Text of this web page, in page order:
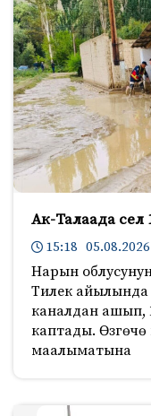
Ак-Талаада сел
15:18 05.08.2026
Нарын
Тилек айылында
каналдан ашып,
каптады.
маалыматына